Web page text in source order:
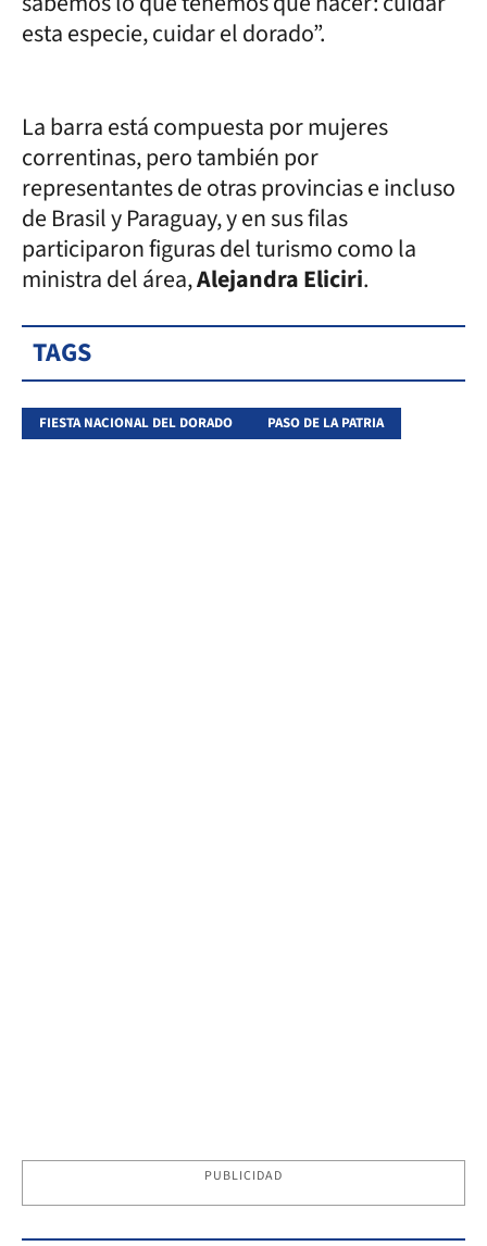
esta especie, cuidar el dorado”.
La barra está compuesta por mujeres
correntinas, pero también por
representantes de otras provincias e incluso
de Brasil y Paraguay, y en sus filas
participaron figuras del turismo como la
ministra del área,Alejandra Eliciri.
TAGS
FIESTA NACIONAL DEL DORADO PASO DE LA PATRIA
PUBLICIDAD